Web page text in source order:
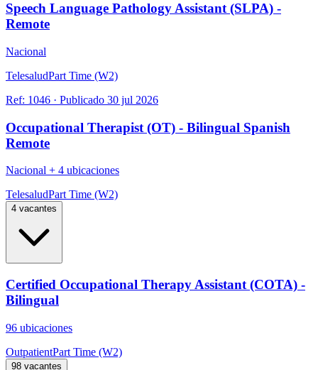
Speech Language Pathology Assistant (SLPA) -
Remote
Nacional
TelesaludPart Time (W2)
Ref: 1046 · Publicado 30 jul 2026
Occupational Therapist (OT) - Bilingual Spanish
Remote
Nacional + 4 ubicaciones
TelesaludPart Time (W2)
4 vacantes
Certified Occupational Therapy Assistant (COTA) -
Bilingual
96 ubicaciones
OutpatientPart Time (W2)
98 vacantes